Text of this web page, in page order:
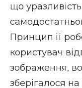
що
Принцип її
користувач
зображення,
зберігалося